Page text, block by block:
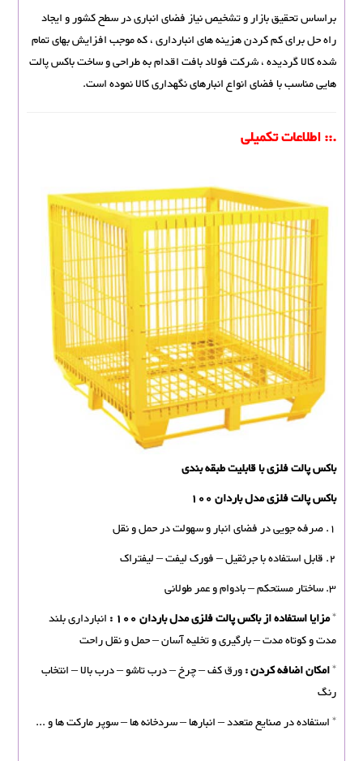
براساس تحقیق بازار و تشخیص نیاز فضای انباری در سطح کشور و ایجاد
راه حل برای کم کردن هزینه های انبارداری ، که موجب افزایش بهای تمام
شده کالا گردیده ، شرکت فولاد بافت اقدام به طراحی و ساخت باکس پالت
هایی مناسب با فضای انواع انبارهای نگهداری کالا نموده است.
.:: اطلاعات تکمیلی
باکس پالت فلزی با قابلیت طبقه بندی
باکس پالت فلزی مدل باردان 100
1. صرفه جویی در فضای انبار و سهولت در حمل و نقل
2. قابل استفاده با جرثقیل – فورک لیفت – لیفتراک
3. ساختار مستحکم – بادوام و عمر طولانی
*مزایا استفاده از باکس پالت فلزی مدل باردان 100 :
انبارداری بلند
مدت و کوتاه مدت – بارگیری و تخلیه آسان – حمل و نقل راحت
*امکان اضافه کردن :ورق کف – چرخ – درب تاشو – درب بالا – انتخاب
رنگ
* استفاده در صنایع متعدد – انبارها – سردخانه ها – سوپر مارکت ها و ...